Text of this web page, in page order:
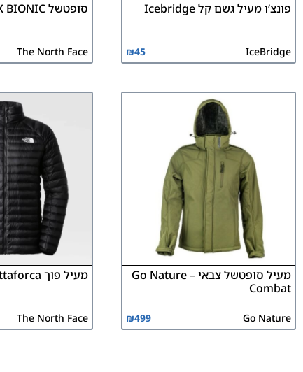
פונצ’ו מעיל גשם קל Icebridge
IceBridge
₪45
סופטשל APEX BIONIC – גברים
The North Face
מעיל סופטשל צבאי Go Nature –
Combat
Go Nature
₪499
מעיל פוך Bettaforca – גברים
The North Face